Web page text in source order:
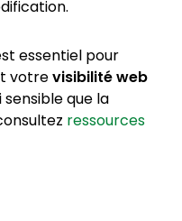
essentiel pour
votrevisibilité web
que la
ressources